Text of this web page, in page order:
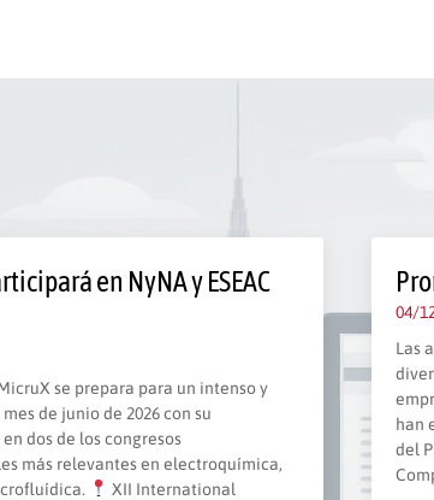
en NyNA y ESEAC
se prepara para un intenso y
de junio de 2026 con su
dos de los congresos
más relevantes en electroquímica,
XII International
04/
Las
han
del